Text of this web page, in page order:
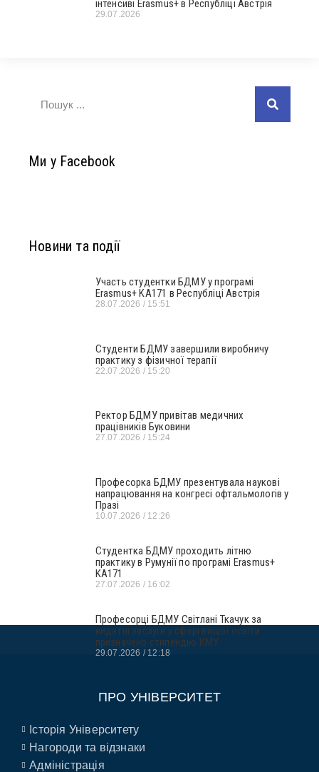
інтенсиві Erasmus+ в Республіці Австрія
29.07.2026
Ми у Facebook
Новини та події
Участь студентки БДМУ у програмі
Erasmus+ KA171 в Республіці Австрія
28.07.2026 15:51
Студенти БДМУ завершили виробничу
практику з фізичної терапії
22.07.2026 15:20
Ректор БДМУ привітав медичних
працівників Буковини
27.07.2026 15:24
Професорка БДМУ презентувала наукові
напрацювання на конгресі офтальмологів у
Празі
10.07.2026 12:26
Студентка БДМУ проходить літню
практику в Румунії по програмі Erasmus+
KA171
27.07.2026 16:02
Професорці БДМУ Світлані Ткачук за
видатні заслуги у сфері вищої освіти
призначено стипендію КМУ
29.07.2026 12:18
ПРО УНІВЕРСИТЕТ
Історія Університету
Нагороди та відзнаки
Адміністрація